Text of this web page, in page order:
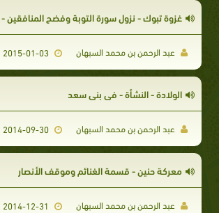
غزوة تبوك - نزول سورة التوبة وفضح المنافقين
عبد الرحمن بن محمد السبهان 2015-01-03
الولادة - النشأة - في بني سعد
عبد الرحمن بن محمد السبهان 2014-09-30
معركة حنين - قسمة الغنائم وموقف الأنصار
عبد الرحمن بن محمد السبهان